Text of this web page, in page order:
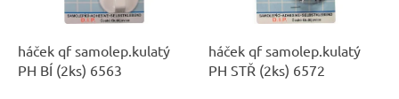
háček qf samolep.kulatý
PH BÍ (2ks) 6563
háček qf samolep.kulatý
PH STŘ (2ks) 6572